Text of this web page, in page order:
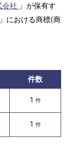
会社 」が保有す
における商標(商
件数
1 件
1 件